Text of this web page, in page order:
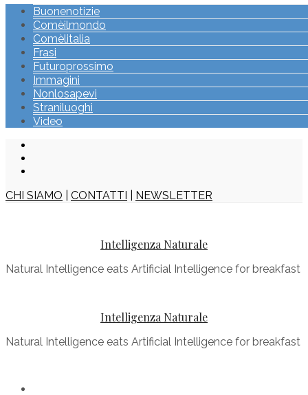
Buonenotizie
Comèilmondo
Comèlitalia
Frasi
Futuroprossimo
Immagini
Nonlosapevi
Straniluoghi
Video
CHI SIAMO CONTATTI NEWSLETTER
Intelligenza Naturale
Natural Intelligence eats Artificial Intelligence for breakfast
Intelligenza Naturale
Natural Intelligence eats Artificial Intelligence for breakfast